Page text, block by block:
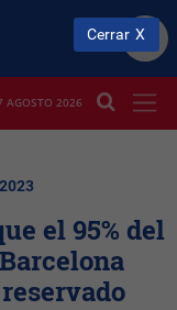
AGOSTO 2026
el 95% del
Cerrar